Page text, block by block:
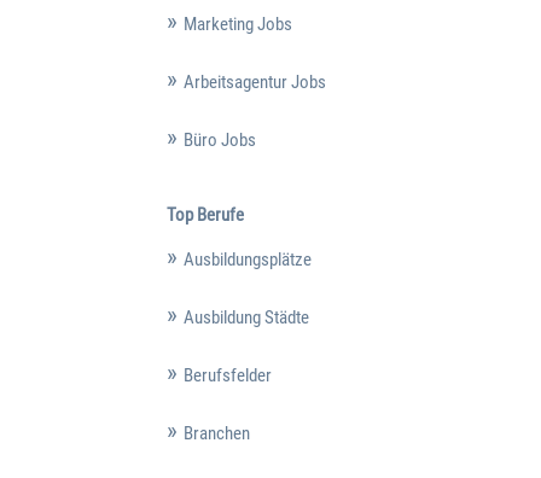
Marketing Jobs
Arbeitsagentur Jobs
Büro Jobs
Top Berufe
Ausbildungsplätze
Ausbildung Städte
Berufsfelder
Branchen